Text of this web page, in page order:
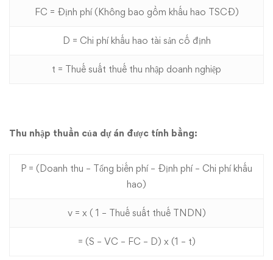
FC = Định phí (Không bao gồm khấu hao TSCĐ)
D = Chi phí khấu hao tài sản cố định
t = Thuế suất thuế thu nhập doanh nghiệp
Thu nhập thuần của dự án được tính bằng:
P = (Doanh thu – Tổng biến phí – Định phí – Chi phí khấu
hao)
v = x ( 1 – Thuế suất thuế TNDN)
= (S – VC – FC – D) x (1 – t)